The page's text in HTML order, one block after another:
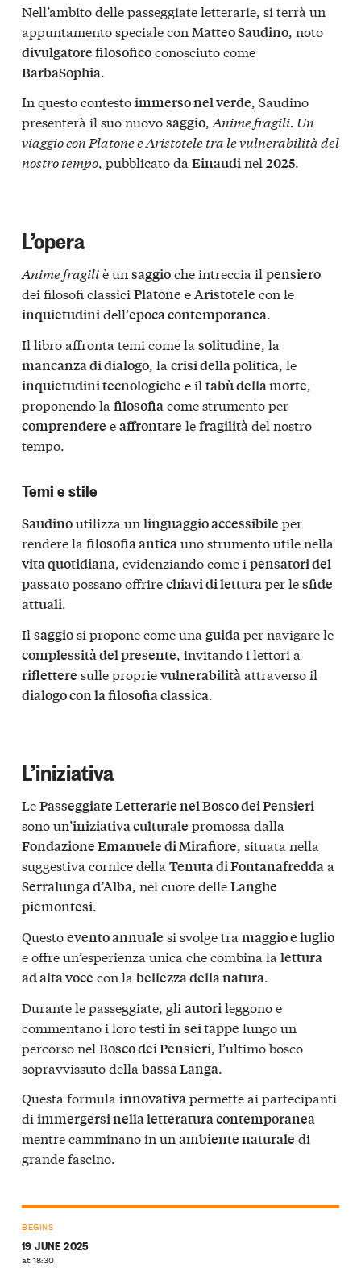
Nell’ambito delle passeggiate letterarie, si terrà un
appuntamento speciale con Matteo Saudino, noto
divulgatore filosoficoconosciuto come
BarbaSophia.
In questo contestoimmerso nel verde, Saudino
presenterà il suo nuovosaggio, Anime fragili. Un
viaggio con Platone e Aristotele tra le vulnerabilità del
nostro tempo, pubblicato da Einaudinel 2025.
L’opera
Anime fragiliè un saggioche intreccia il pensiero
dei filosofi classici Platone eAristotele con le
inquietudinidell’epoca contemporanea.
Il libro affronta temi come la solitudine, la
mancanza di dialogo, la crisi della politica, le
inquietudini tecnologiche e il tabù della morte,
proponendo la filosofiacome strumento per
comprendere eaffrontare lefragilitàdel nostro
tempo.
Temi e stile
Saudinoutilizza un linguaggio accessibile per
rendere la filosofia anticauno strumento utile nella
vita quotidiana, evidenziando come i pensatori del
passatopossano offrirechiavi di letturaper lesfide
attuali.
Il saggiosi propone come una guida per navigare le
complessità del presente , invitando i lettori a
riflettere sulle proprievulnerabilità attraverso il
dialogo con la filosofia classica
L’iniziativa
LePasseggiate Letterarie nel Bosco dei Pensieri
sono un’iniziativa culturale promossa dalla
Fondazione Emanuele di Mirafiore, situata nella
suggestiva cornice della Tenuta di Fontanafreddaa
Serralunga d’Alba, nel cuore delleLanghe
piemontesi.
Questoevento annuale si svolge tra maggio e luglio
e offre un’esperienza unica che combina la lettura
ad alta voce con la bellezza della natura.
Durante le passeggiate, gli autori leggono e
commentano i loro testi in sei tappe lungo un
percorso nel Bosco dei Pensieri , l’ultimo bosco
sopravvissuto della bassa Langa
Questa formula innovativapermette ai partecipanti
di immergersi nella letteratura contemporanea
mentre camminano in un ambiente naturale di
grande fascino.
BEGINS
19 JUNE 2025
at 18:30